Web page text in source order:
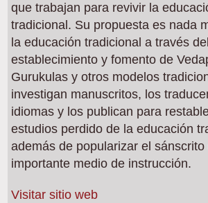
que trabajan para revivir la
tradicional. Su propuesta es nada
la educación tradicional a través del
establecimiento y fomento de
Gurukulas y otros modelos
investigan manuscritos, los
idiomas y los publican para
estudios perdido de la educación
además de popularizar el sánscrito
importante medio de instrucción.
Visitar sitio web